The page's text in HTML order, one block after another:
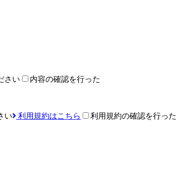
さい 内容の確認を行った
い 利用規約はこちら 利用規約の確認を行った